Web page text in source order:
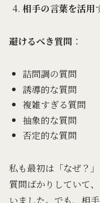
相手の言葉を活用
避けるべき質問 ：
詰問調の質問
誘導的な質問
複雑すぎる質問
抽象的な質問
否定的な質問
私も最初は「なぜ？
質問ばかりしていて
いました。でも、相